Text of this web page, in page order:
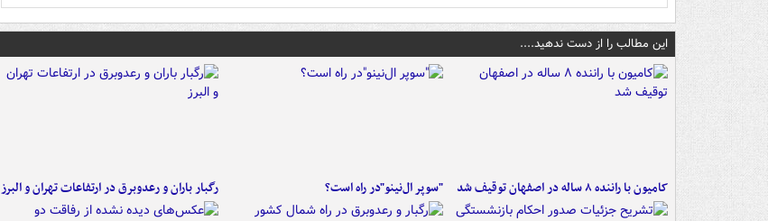
این مطالب را از دست ندهید....
کامیون با راننده ۸ ساله در اصفهان توقیف شد "سوپر ال‌نینو"در راه است؟ رگبار باران و رعدوبرق در ارتفاعات تهران و البرز